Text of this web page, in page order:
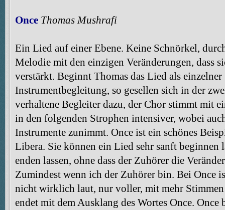
Once Thomas Mushrafi
Ein Lied auf einer Ebene. Keine Schnörkel,
Melodie mit den einzigen Veränderungen, dass
verstärkt. Beginnt Thomas das Lied als
Instrumentbegleitung, so gesellen sich in der
verhaltene Begleiter dazu, der Chor stimmt mit
in den folgenden Strophen intensiver, wobei
Instrumente zunimmt. Once ist ein schönes
Libera. Sie können ein Lied sehr sanft
enden lassen, ohne dass der Zuhörer die
Zumindest wenn ich der Zuhörer bin. Bei Once
nicht wirklich laut, nur voller, mit mehr
endet mit dem Ausklang des Wortes Once.